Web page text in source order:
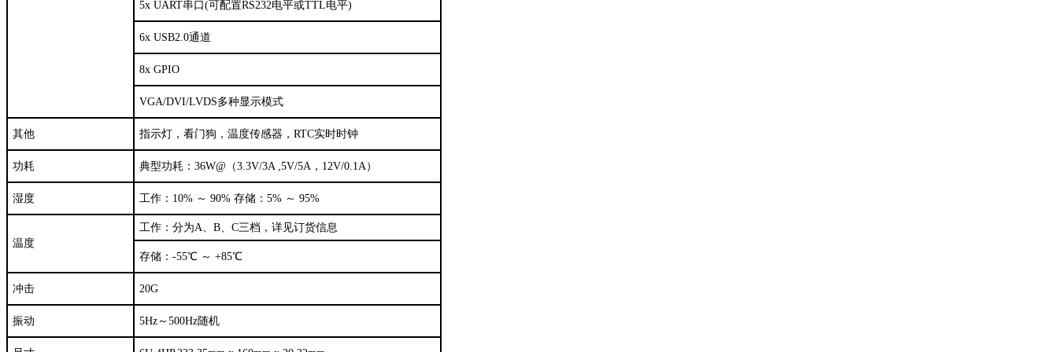
5x UART串口(可配置RS232电平或TTL电平)
6x USB2.0通道
8x GPIO
VGA/DVI/LVDS多种显示模式
其他 指示灯，看门狗，温度传感器，RTC实时时钟
功耗 典型功耗：36W@（3.3V/3A ,5V/5A，12V/0.1A）
湿度 工作：10% ～ 90% 存储：5% ～ 95%
温度
工作：分为A、B、C三档，详见订货信息
存储：-55℃ ～ +85℃
冲击 20G
振动 5Hz～500Hz随机